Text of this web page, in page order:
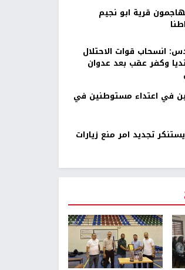
قرية ابو نجيم
انسحاب قوات الاحتلال
وكفر عقب بعد عدوان
في اعتداء مستوطنين في
تجديد امر منع زيارات